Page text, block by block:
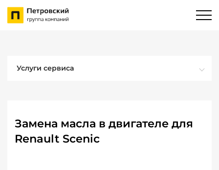
Услуги сервиса
Замена масла в двигателе для
Renault Scenic